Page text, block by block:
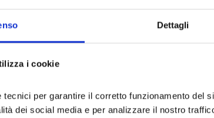
Dettagli
i cookie
tecnici per garantire il corretto funzionamento del
dei social media e per analizzare il nostro
DEL TERRITORIO AL SITO:
SCOPRI IL